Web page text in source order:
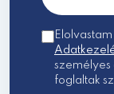
személyes
foglaltak